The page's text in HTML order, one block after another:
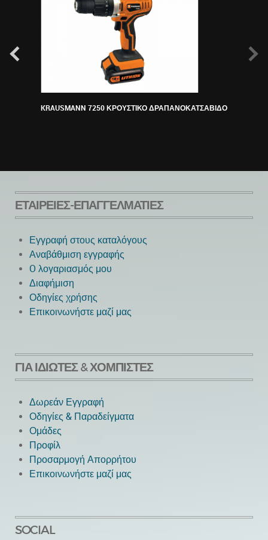
KRAUSMANN 7250 ΚΡΟΥΣΤΙΚΟ ΔΡΑΠΑΝΟΚΑΤΣΑΒΙΔΟ
Next
ΕΤΑΙΡΕΊΕΣ-ΕΠΑΓΓΕΛΜΑΤΊΕΣ
Εγγραφή στους καταλόγους
Αναβάθμιση εγγραφής
O λογαριασμός μου
Διαφήμιση
Οδηγίες χρήσης
Επικοινωνήστε μαζί μας
ΓΙΑ ΙΔΙΏΤΕΣ & ΧΟΜΠΊΣΤΕΣ
Δωρεάν Εγγραφή
Οδηγίες & Παραδείγματα
Ομάδες
Προφίλ
Προσαρμογή Απορρήτου
Επικοινωνήστε μαζί μας
SOCIAL